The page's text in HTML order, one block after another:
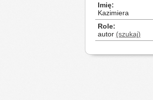
Imię
Kazimiera
Role
autor (szukaj)